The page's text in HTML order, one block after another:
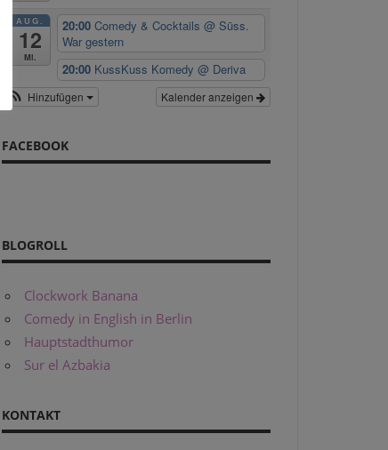
AUG.
12
Mi.
20:00Comedy & Cocktails@ Süss.
War gestern
20:00 KussKuss Komedy@ Deriva
Kalender anzeigen
Hinzufügen
FACEBOOK
BLOGROLL
Clockwork Banana
Comedy in English in Berlin
Hauptstadthumor
Sur el Azbakia
KONTAKT